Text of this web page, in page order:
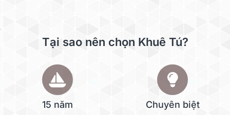
Tại sao nên chọn Khuê Tú?
15 năm Chuyên biệt